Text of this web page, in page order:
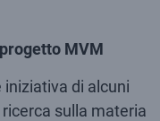
MVM
di alcuni
sulla materia